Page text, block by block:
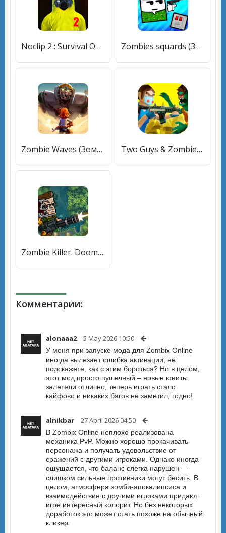
Noclip 2 : Survival Online (Ноклип 2) [МОД Premium] APK Android Zombies squards (Зомби отряды) [МОД Бесконечные монеты] APK Android
Zombie Waves (Зомби Вейвс) [МОД Mega Pack] APK Android Two Guys & Zombies 3D: Online [МОД Бесконечные монеты] APK Android
Zombie Killer: Doomsday Hero (Зомби Киллер) [МОД Mega Pack] APK Android
Комментарии:
alonaaa2 5 May 2026 10:50
У меня при запуске мода для Zombix Online
иногда вылезает ошибка активации, не
подскажете, как с этим бороться? Но в целом,
этот мод просто пушечный – новые юниты
залетели отлично, теперь играть стало
кайфово и никаких багов не заметил, годно!
alnikbar 27 April 2026 04:50
В Zombix Online неплохо реализована
механика PvP. Можно хорошо прокачивать
персонажа и получать удовольствие от
сражений с другими игроками. Однако иногда
ощущается, что баланс слегка нарушен —
слишком сильные противники могут бесить. В
целом, атмосфера зомби-апокалипсиса и
взаимодействие с другими игроками придают
игре интересный колорит. Но без некоторых
доработок это может стать похоже на обычный
кликер.